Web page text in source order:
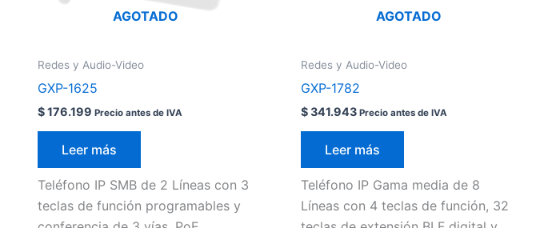
AGOTADO
Redes y Audio-Video
GXP-1625
$176.199 Precio antes de IVA
Leer más
Teléfono IP SMB de 2 Líneas con 3
teclas de función programables y
AGOTADO
Redes y Audio-Video
GXP-1782
$341.943 Precio antes de IVA
Leer más
Teléfono IP Gama media de 8
Líneas con 4 teclas de función, 32